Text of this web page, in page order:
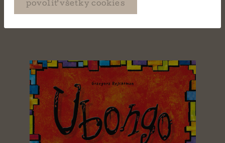
PÁČIŤ
povoliť všetky cookies